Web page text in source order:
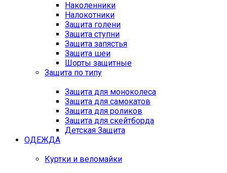
Наколенники
Налокотники
Защита голени
Защита ступни
Защита запястья
Защита шеи
Шорты защитные
Защита по типу
Защита для моноколеса
Защита для самокатов
Защита для роликов
Защита для скейтборда
Детская Защита
ОДЕЖДА
Куртки и веломайки